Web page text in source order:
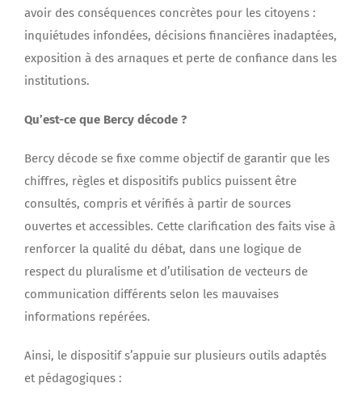
avoir des conséquences concrètes pour les citoyens :
inquiétudes infondées, décisions financières inadaptées,
exposition à des arnaques et perte de confiance dans les
institutions.
Qu’est-ce que Bercy décode ?
Bercy décode se fixe comme objectif de garantir que les
chiffres, règles et dispositifs publics puissent être
consultés, compris et vérifiés à partir de sources
ouvertes et accessibles. Cette clarification des faits vise à
renforcer la qualité du débat, dans une logique de
respect du pluralisme et d’utilisation de vecteurs de
communication différents selon les mauvaises
informations repérées.
Ainsi, le dispositif s’appuie sur plusieurs outils adaptés
et pédagogiques :